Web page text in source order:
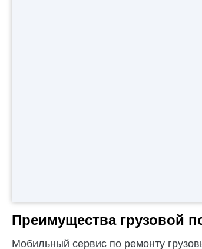
Преимущества грузовой
Мобильный сервис по ремонту